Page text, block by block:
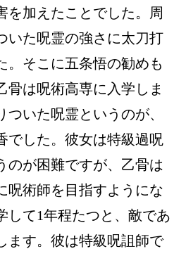
加えたことでした。 周
いた呪霊の強さに太刀打
そこに五条悟の勧めも
骨は呪術高専に入学しま
ついた呪霊というのが、
した。 彼女は特級過呪
が困難ですが、 乙骨は
呪術師を目指すようにな
して1年程たつと、敵であ
す。 彼は特級呪詛師で